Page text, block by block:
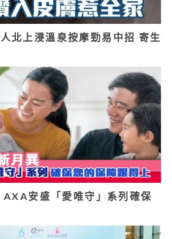
北上浸溫泉按摩勁易中招 寄生
安盛「愛唯守」系列確保